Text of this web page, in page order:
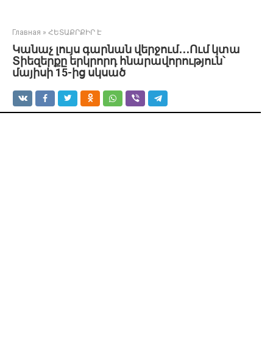
Главная » ՀԵՏԱՔՐՔԻՐ Է
Կանաչ լույս գարնան վերջում․․․Ում կտա
Տիեզերքը երկրորդ հնարավորություն՝
մայիսի 15-ից սկսած